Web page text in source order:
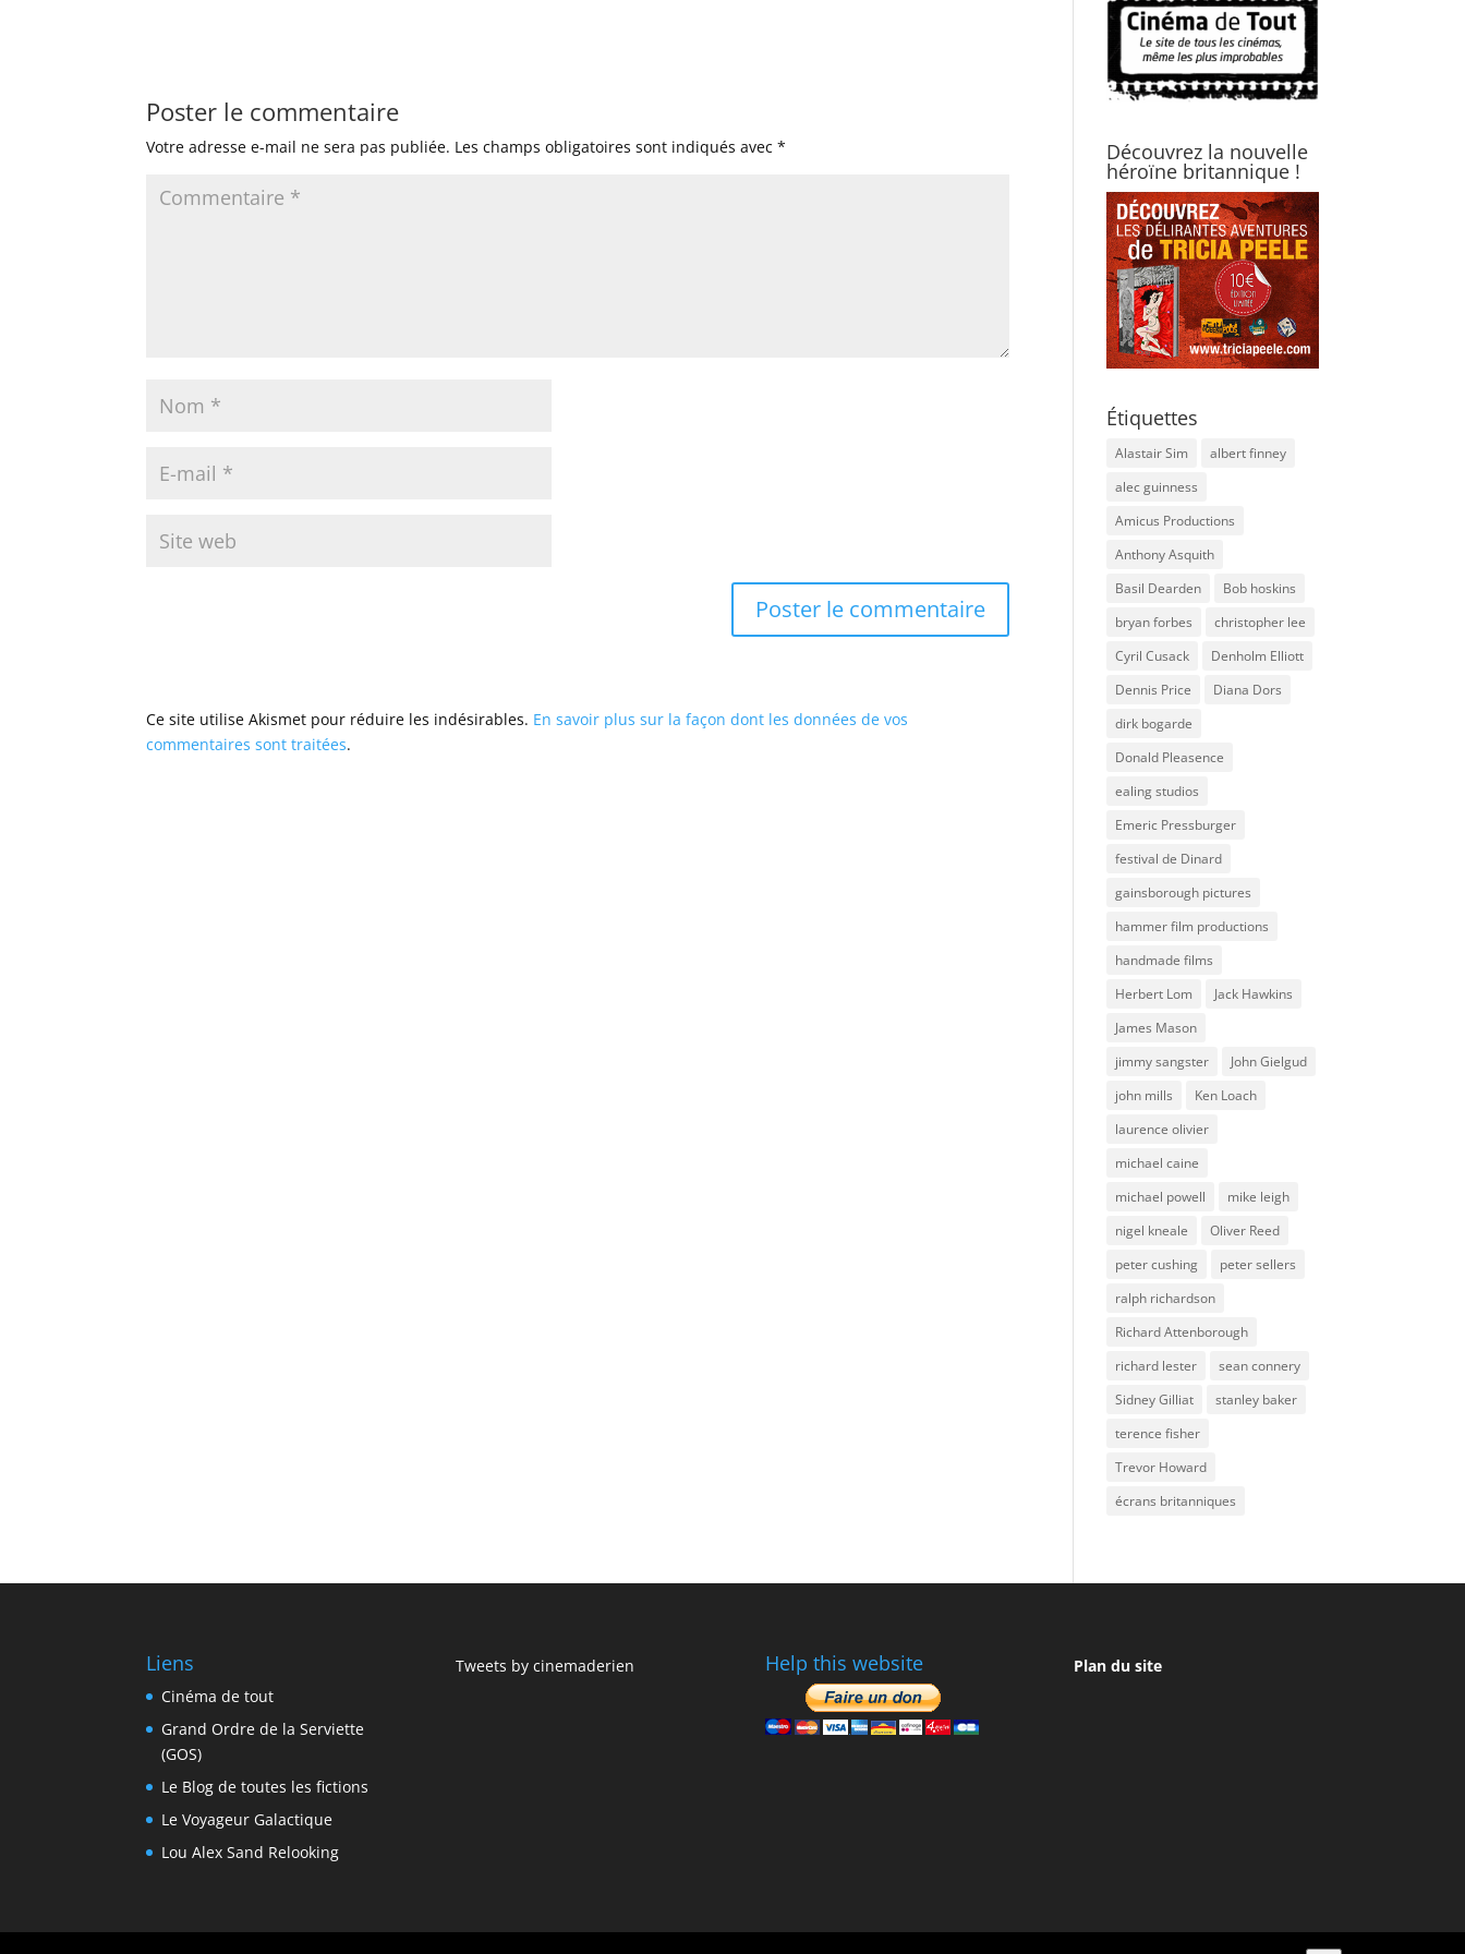
Poster le commentaire
Votre adresse e-mail ne sera pas publiée. Les champs obligatoires sont indiqués avec*
Ce site utilise Akismet pour réduire les indésirables. En savoir plus sur la façon dont les données de vos
commentaires sont traitées.
Découvrez la nouvelle
héroïne britannique !
Étiquettes
Alastair Sim
albert finney
alec guinness
Amicus Productions
Anthony Asquith
Basil Dearden
Bob hoskins
bryan forbes
christopher lee
Cyril Cusack
Denholm Elliott
Dennis Price
Diana Dors
dirk bogarde
Donald Pleasence
ealing studios
Emeric Pressburger
festival de Dinard
gainsborough pictures
hammer film productions
handmade films
Herbert Lom
Jack Hawkins
James Mason
jimmy sangster
John Gielgud
john mills
Ken Loach
laurence olivier
michael caine
michael powell
mike leigh
nigel kneale
Oliver Reed
peter cushing
peter sellers
ralph richardson
Richard Attenborough
richard lester
sean connery
Sidney Gilliat
stanley baker
terence fisher
Trevor Howard
écrans britanniques
Liens
Cinéma de tout
Grand Ordre de la Serviette
(GOS)
Le Blog de toutes les fictions
Le Voyageur Galactique
Lou Alex Sand Relooking
Tweets by cinemaderien Help this website Plan du site